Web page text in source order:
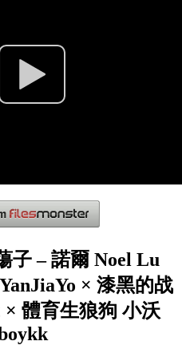
子 – 諾爾 Noel Lu
× 漆黑的战
× 體育生狼狗 小沃